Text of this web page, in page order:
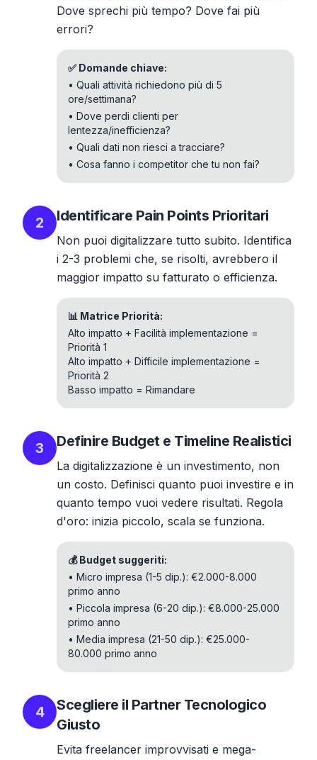
Dove sprechi più tempo? Dove fai più
errori?
✅ Domande chiave:
• Quali attività richiedono più di 5
ore/settimana?
• Dove perdi clienti per
lentezza/inefficienza?
• Quali dati non riesci a tracciare?
• Cosa fanno i competitor che tu non fai?
2 Identificare Pain Points Prioritari
Non puoi digitalizzare tutto subito. Identifica
i 2-3 problemi che, se risolti, avrebbero il
maggior impatto su fatturato o efficienza.
📊 Matrice Priorità:
Alto impatto + Facilità implementazione =
Priorità 1
Alto impatto + Difficile implementazione =
Priorità 2
Basso impatto = Rimandare
3 Definire Budget e Timeline Realistici
La digitalizzazione è un investimento, non
un costo. Definisci quanto puoi investire e in
quanto tempo vuoi vedere risultati. Regola
d'oro: inizia piccolo, scala se funziona.
💰 Budget suggeriti:
• Micro impresa (1-5 dip.): €2.000-8.000
primo anno
• Piccola impresa (6-20 dip.): €8.000-25.000
primo anno
• Media impresa (21-50 dip.): €25.000-
80.000 primo anno
4
Scegliere il Partner Tecnologico
Giusto
Evita freelancer improvvisati e mega-